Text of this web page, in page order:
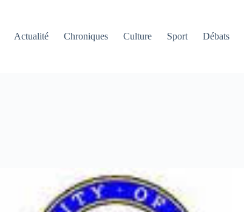
Actualité
Chroniques Culture Sport Débats